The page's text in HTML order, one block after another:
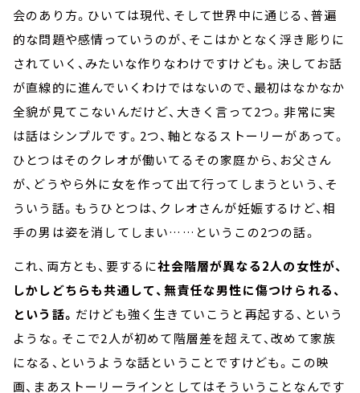
会のあり方。ひいては現代、そして世界中に通じる、普遍
的な問題や感情っていうのが、そこはかとなく浮き彫りに
されていく、みたいな作りなわけですけども。決してお話
が直線的に進んでいくわけではないので、最初はなかなか
全貌が見てこないんだけど、大きく言って2つ。非常に実
は話はシンプルです。2つ、軸となるストーリーがあって。
ひとつはそのクレオが働いてるその家庭から、お父さん
が、どうやら外に女を作って出て行ってしまうという、そ
ういう話。もうひとつは、クレオさんが妊娠するけど、相
手の男は姿を消してしまい……というこの2つの話。
これ、両方とも、要するに社会階層が異なる2人の女性が、
しかしどちらも共通して、無責任な男性に傷つけられる、
という話。 だけども強く生きていこうと再起する、という
ような。そこで2人が初めて階層差を超えて、改めて家族
になる、というような話ということですけども。この映
画、まあストーリーラインとしてはそういうことなんです